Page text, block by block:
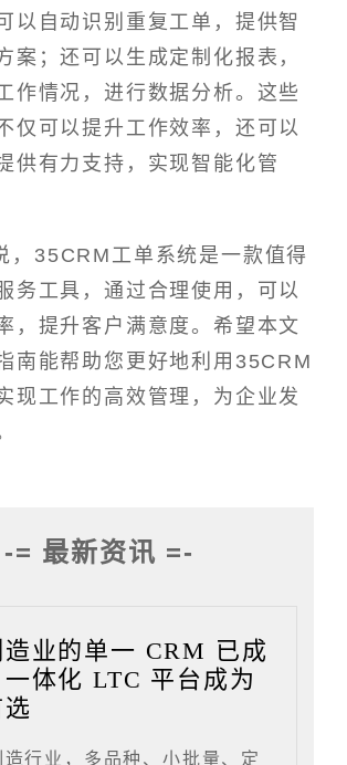
以自动识别重复工单，提供智
案；还可以生成定制化报表，
作情况，进行数据分析。这些
仅可以提升工作效率，还可以
供有力支持，实现智能化管
，35CRM工单系统是一款值得
务工具，通过合理使用，可以
，提升客户满意度。希望本文
南能帮助您更好地利用35CRM
现工作的高效管理，为企业发
-= 最新资讯 =-
业的单一 CRM 已成
体化 LTC 平台成为
行业，多品种、小批量、定